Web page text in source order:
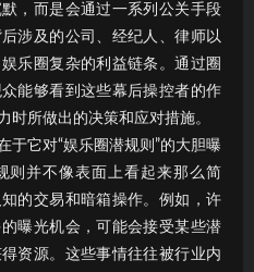
，而是会通过一系列公关手段
涉及的公司、经纪人、律师以
乐圈复杂的利益链条。通过圈
能够看到这些幕后操控者的作
时所做出的决策和应对措施。
于它对“娱乐圈潜规则”的大胆曝
则并不像表面上看起来那么简
的交易和暗箱操作。例如，许
曝光机会，可能会接受某些潜
资源。这些事情往往被行业内